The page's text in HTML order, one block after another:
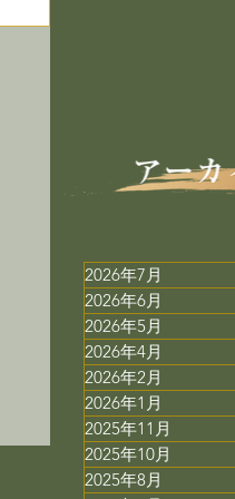
2026年7月
2026年6月
2026年5月
2026年4月
2026年2月
2026年1月
2025年11月
2025年10月
2025年8月